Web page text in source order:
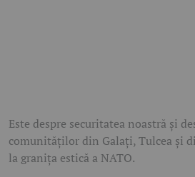
Este despre securitatea noastră și
comunităților din Galați, Tulcea și
la granița estică a NATO.